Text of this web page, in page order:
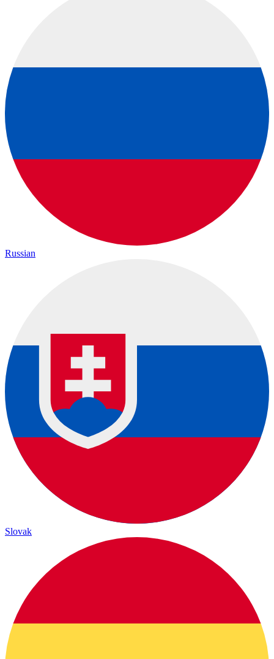
Russian
Slovak